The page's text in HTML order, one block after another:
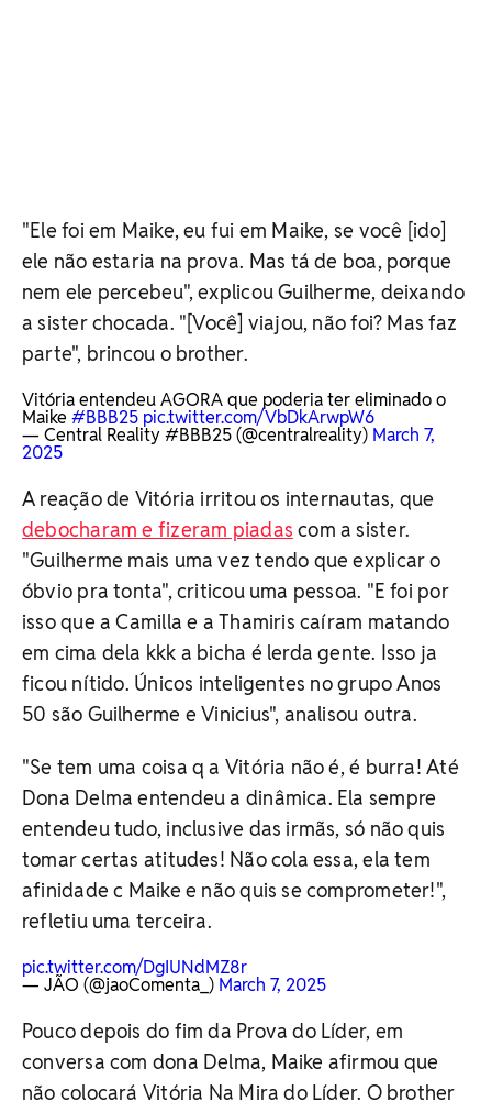
"Ele foi em Maike, eu fui em Maike, se você [ido]
ele não estaria na prova. Mas tá de boa, porque
nem ele percebeu", explicou Guilherme, deixando
a sister chocada. "[Você] viajou, não foi? Mas faz
parte", brincou o brother.
Vitória entendeu AGORA que poderia ter eliminado o
Maike #BBB25 pic.twitter.com/VbDkArwpW6
— Central Reality #BBB25 (@centralreality) March 7,
2025
A reação de Vitória irritou os internautas, que
debocharam e fizeram piadas com a sister.
"Guilherme mais uma vez tendo que explicar o
óbvio pra tonta", criticou uma pessoa. "E foi por
isso que a Camilla e a Thamiris caíram matando
em cima dela kkk a bicha é lerda gente. Isso ja
ficou nítido. Únicos inteligentes no grupo Anos
50 são Guilherme e Vinicius", analisou outra.
"Se tem uma coisa q a Vitória não é, é burra! Até
Dona Delma entendeu a dinâmica. Ela sempre
entendeu tudo, inclusive das irmãs, só não quis
tomar certas atitudes! Não cola essa, ela tem
afinidade c Maike e não quis se comprometer!",
refletiu uma terceira.
pic.twitter.com/DgIUNdMZ8r
— JÃO (@jaoComenta_) March 7, 2025
Pouco depois do fim da Prova do Líder, em
conversa com dona Delma, Maike afirmou que
não colocará Vitória Na Mira do Líder. O brother